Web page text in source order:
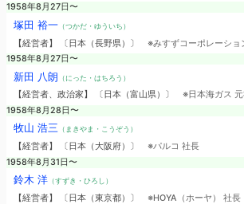
1958年8月27日〜
塚田 裕一（つかだ・ゆういち）
【経営者】 〔日本（長野県）〕 ※みすずコーポレーショ
1958年8月27日〜
新田 八朗 （にった・はちろう）
【経営者、政治家】 〔日本（富山県）〕 ※日本海ガス
1958年8月28日〜
牧山 浩三 （まきやま・こうぞう）
【経営者】 〔日本（大阪府）〕 ※パルコ 社長
1958年8月31日〜
鈴木 洋（すずき・ひろし）
【経営者】 〔日本（東京都）〕 ※HOYA（ホーヤ） 社長